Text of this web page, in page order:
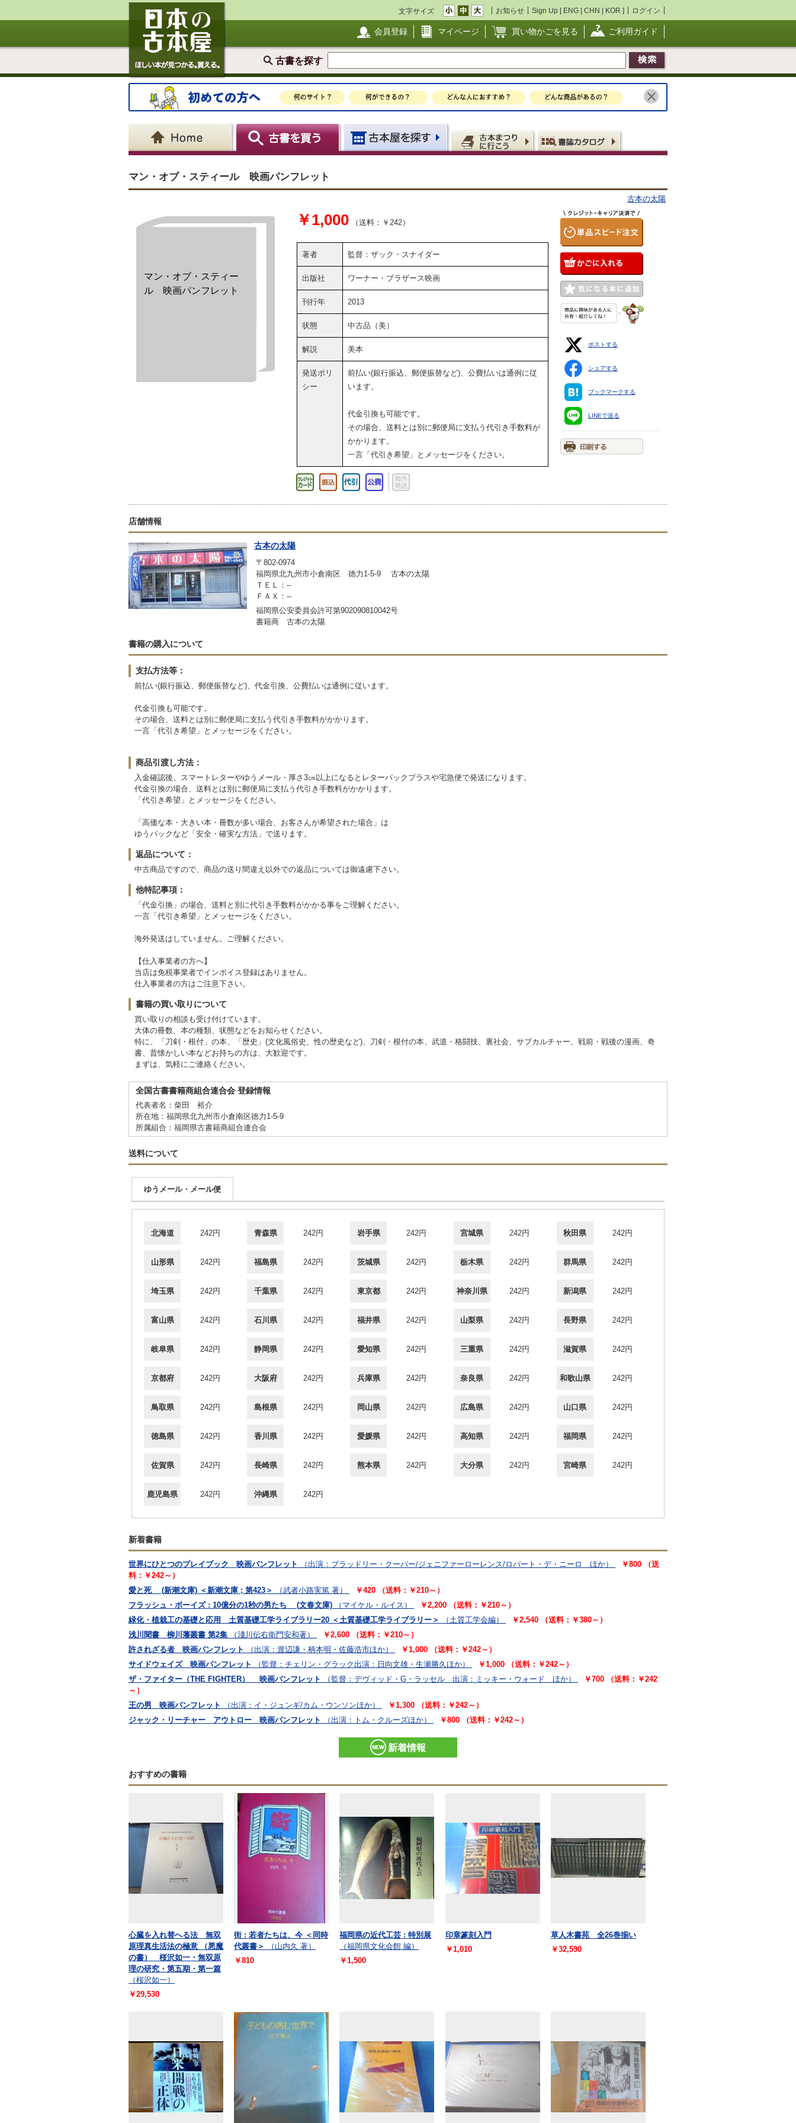
文字サイズ お知らせ Sign Up [ ENG | CHN | KOR ] ログイン
会員登録 マイページ 買い物かごを見る ご利用ガイド
古書を探す
マン・オブ・スティール 映画パンフレット
古本の太陽
マン・オブ・スティー
ル 映画パンフレット
￥1,000 （送料：￥242）
著者 監督：ザック・スナイダー
出版社 ワーナー・ブラザース映画
刊行年 2013
状態 中古品（美）
解説 美本
発送ポリ
シー
前払い(銀行振込、郵便振替など)、公費払いは通例に従
います。
代金引換も可能です。
その場合、送料とは別に郵便局に支払う代引き手数料が
かかります。
一言「代引き希望」とメッセージをください。
ポストする
シェアする
ブックマークする
LINEで送る
店舗情報
古本の太陽
〒802-0974
福岡県北九州市小倉南区 徳力1-5-9 古本の太陽
ＴＥＬ：--
ＦＡＸ：--
福岡県公安委員会許可第902090810042号
書籍商 古本の太陽
書籍の購入について
支払方法等：
前払い(銀行振込、郵便振替など)、代金引換、公費払いは通例に従います。
代金引換も可能です。
その場合、送料とは別に郵便局に支払う代引き手数料がかかります。
一言「代引き希望」とメッセージをください。
商品引渡し方法：
入金確認後、スマートレターやゆうメール・厚さ3㎝以上になるとレターパックプラスや宅急便で発送になります。
代金引換の場合、送料とは別に郵便局に支払う代引き手数料がかかります。
「代引き希望」とメッセージをください。
「高価な本・大きい本・冊数が多い場合、お客さんが希望された場合」は
ゆうパックなど「安全・確実な方法」で送ります。
返品について：
中古商品ですので、商品の送り間違え以外での返品については御遠慮下さい。
他特記事項：
「代金引換」の場合、送料と別に代引き手数料がかかる事をご理解ください。
一言「代引き希望」とメッセージをください。
海外発送はしていません。ご理解ください。
【仕入事業者の方へ】
当店は免税事業者でインボイス登録はありません。
仕入事業者の方はご注意下さい。
書籍の買い取りについて
買い取りの相談も受け付けています。
大体の冊数、本の種類、状態などをお知らせください。
特に、「刀剣・根付」の本、「歴史」(文化風俗史、性の歴史など)、刀剣・根付の本、武道・格闘技、裏社会、サブカルチャー、戦前・戦後の漫画、奇
書、昔懐かしい本などお持ちの方は、大歓迎です。
まずは、気軽にご連絡ください。
全国古書書籍商組合連合会 登録情報
代表者名：柴田 裕介
所在地：福岡県北九州市小倉南区徳力1-5-9
所属組合：福岡県古書籍商組合連合会
送料について
ゆうメール・メール便
北海道 242円 青森県 242円 岩手県 242円 宮城県 242円 秋田県 242円
山形県 242円 福島県 242円 茨城県 242円 栃木県 242円 群馬県 242円
埼玉県 242円 千葉県 242円 東京都 242円 神奈川県 242円 新潟県 242円
富山県 242円 石川県 242円 福井県 242円 山梨県 242円 長野県 242円
岐阜県 242円 静岡県 242円 愛知県 242円 三重県 242円 滋賀県 242円
京都府 242円 大阪府 242円 兵庫県 242円 奈良県 242円 和歌山県 242円
鳥取県 242円 島根県 242円 岡山県 242円 広島県 242円 山口県 242円
徳島県 242円 香川県 242円 愛媛県 242円 高知県 242円 福岡県 242円
佐賀県 242円 長崎県 242円 熊本県 242円 大分県 242円 宮崎県 242円
鹿児島県 242円 沖縄県 242円
新着書籍
世界にひとつのプレイブック 映画パンフレット （出演：ブラッドリー・クーパー/ジェニファーローレンス/ロバート・デ・ニーロ ほか）
￥800 （送
料：￥242～）
愛と死 (新潮文庫) ＜新潮文庫 ; 第423＞
（武者小路実篤 著）
￥420 （送料：￥210～）
フラッシュ・ボーイズ : 10億分の1秒の男たち (文春文庫)
（マイケル・ルイス）
￥2,200 （送料：￥210～）
緑化・植栽工の基礎と応用 土質基礎工学ライブラリー20 ＜土質基礎工学ライブラリー＞
（土質工学会編）
￥2,540 （送料：￥380～）
浅川聞書 柳川藩叢書 第2集
（淺川伝右衛門安和著）
￥2,600 （送料：￥210～）
許されざる者 映画パンフレット
（出演：渡辺謙・柄本明・佐藤浩市ほか）
￥1,000 （送料：￥242～）
サイドウェイズ 映画パンフレット
（監督：チェリン・グラック出演：日向文雄・生瀬勝久ほか）
￥1,000 （送料：￥242～）
ザ・ファイター（THE FIGHTER） 映画パンフレット
（監督：デヴィッド・G・ラッセル 出演：ミッキー・ウォード ほか）
￥700 （送料：￥242
～）
王の男 映画パンフレット
（出演：イ・ジュンギ/カム・ウンソンほか）
￥1,300 （送料：￥242～）
ジャック・リーチャー アウトロー 映画パンフレット
（出演：トム・クルーズほか） ￥800 （送料：￥242～）
新着情報
おすすめの書籍
心臓を入れ替へる法 無双
原理真生活法の極意 （悪魔
の書） 桜沢如一・無双原
理の研究・第五期・第一篇
（桜沢如一）
￥29,530
街 : 若者たちは、今 ＜同時
代叢書＞
（山内久 著）
￥810
福岡県の近代工芸 : 特別展
（福岡県文化会館 編）
￥1,500
印章篆刻入門
￥1,010
草人木書苑 全26巻揃い
￥32,590